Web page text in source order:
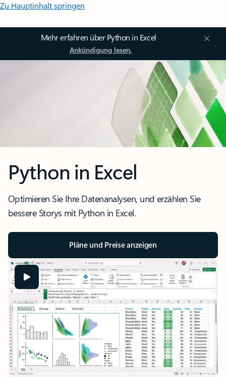
Zu Hauptinhalt springen
Mehr erfahren über Python in Excel
Ankündigung lesen.
Python in Excel
Optimieren Sie Ihre Datenanalysen, und erzählen Sie
bessere Storys mit Python in Excel.
Pläne und Preise anzeigen